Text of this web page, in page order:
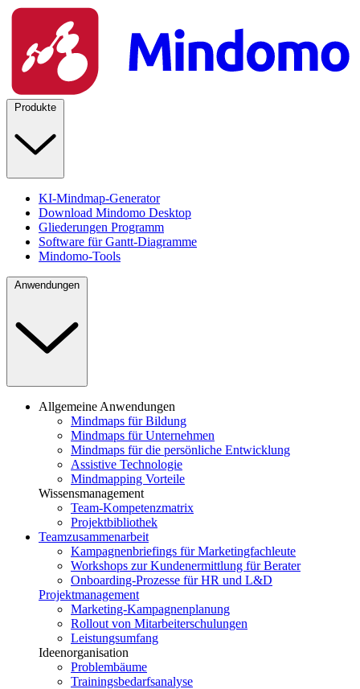
Produkte
KI-Mindmap-Generator
Download Mindomo Desktop
Gliederungen Programm
Software für Gantt-Diagramme
Mindomo-Tools
Anwendungen
Allgemeine Anwendungen
Mindmaps für Bildung
Mindmaps für Unternehmen
Mindmaps für die persönliche Entwicklung
Assistive Technologie
Mindmapping Vorteile
Wissensmanagement
Team-Kompetenzmatrix
Projektbibliothek
Teamzusammenarbeit
Kampagnenbriefings für Marketingfachleute
Workshops zur Kundenermittlung für Berater
Onboarding-Prozesse für HR und L&D
Projektmanagement
Marketing-Kampagnenplanung
Rollout von Mitarbeiterschulungen
Leistungsumfang
Ideenorganisation
Problembäume
Trainingsbedarfsanalyse